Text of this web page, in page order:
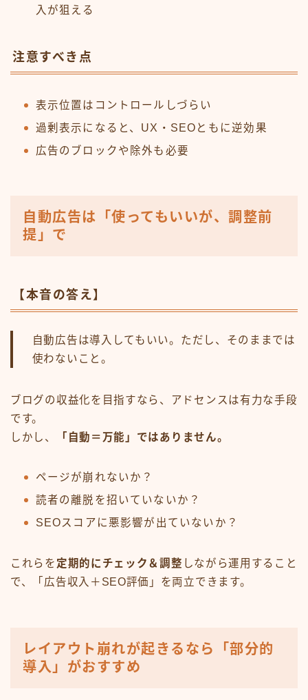
入が狙える
注意すべき点
表示位置はコントロールしづらい
過剰表示になると、UX・SEOともに逆効果
広告のブロックや除外も必要
自動広告は「使ってもいいが、調整前
提」で
【本音の答え】
自動広告は導入してもいい。ただし、そのままでは
使わないこと。
ブログの収益化を目指すなら、アドセンスは有力な手段
です。
しかし、
「自動＝万能」ではありません。
ページが崩れないか？
読者の離脱を招いていないか？
SEOスコアに悪影響が出ていないか？
これらを 定期的にチェック＆調整 しながら運用すること
で、「広告収入＋SEO評価」を両立できます。
レイアウト崩れが起きるなら「部分的
導入」がおすすめ